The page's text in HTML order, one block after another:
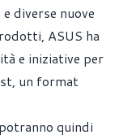
diverse nuove
ASUS ha
e iniziative per
un format
quindi